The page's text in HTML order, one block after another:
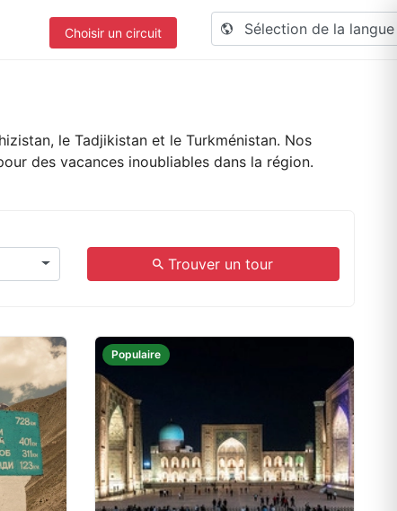
Choisir un circuit Sélection de la
le Tadjikistan et le Turkménistan. Nos
des vacances inoubliables dans la région.
Trouver un tour
Populaire